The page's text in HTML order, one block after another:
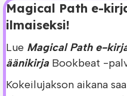
Magical Path e-
ilmaiseksi!
Lue Magical Path e-
äänikirja Bookbeat -
Kokeilujakson aikana